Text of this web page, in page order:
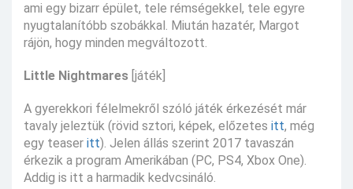
ami egy bizarr épület, tele rémségekkel, tele egyre
nyugtalanítóbb szobákkal. Miután hazatér, Margot
rájön, hogy minden megváltozott.
Little Nightmares [játék]
A gyerekkori félelmekről szóló játék érkezését már
tavaly jeleztük (rövid sztori, képek, előzetes itt, még
egy teaser itt). Jelen állás szerint 2017 tavaszán
érkezik a program Amerikában (PC, PS4, Xbox One).
Addig is itt a harmadik kedvcsináló.